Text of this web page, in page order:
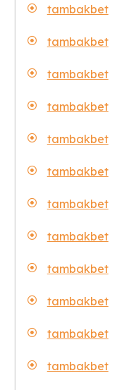
tambakbet
tambakbet
tambakbet
tambakbet
tambakbet
tambakbet
tambakbet
tambakbet
tambakbet
tambakbet
tambakbet
tambakbet